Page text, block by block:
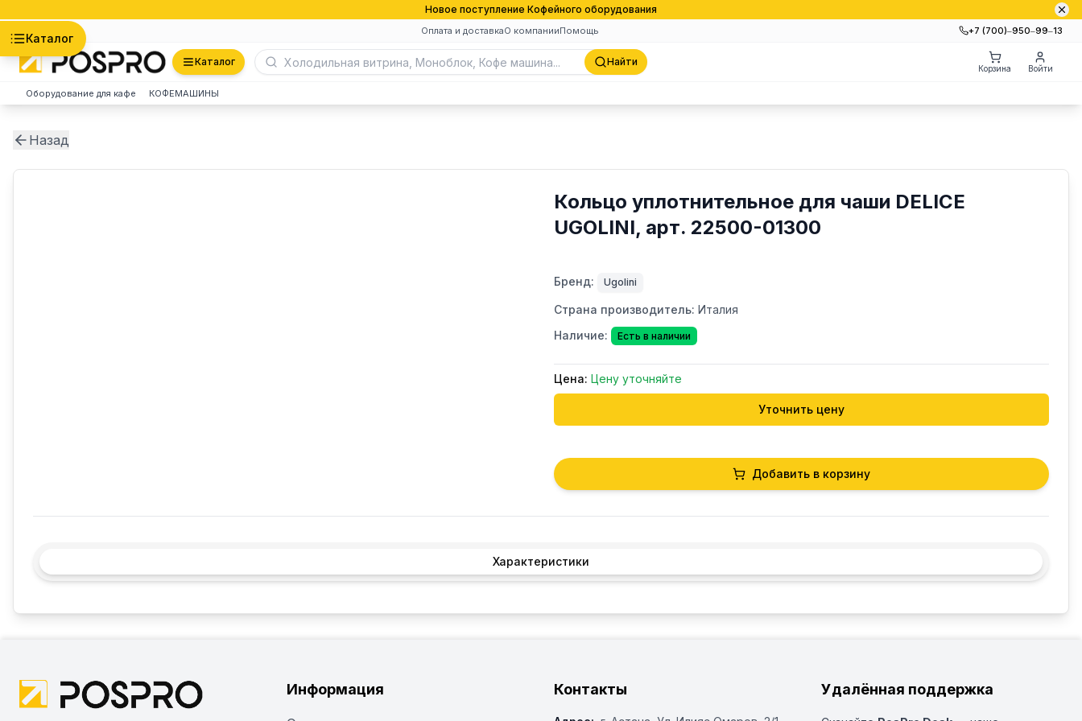
Новое поступление Кофейного оборудования
Оплата и доставкаО компанииПомощь +7 (700)‒950‒99‒13
Каталог
Каталог Найти
Корзина Войти
Оборудование для кафе КОФЕМАШИНЫ
Назад
Кольцо уплотнительное для чаши DELICE
UGOLINI, арт. 22500-01300
Бренд: Ugolini
Страна производитель: Италия
Наличие:
Есть в наличии
Цена: Цену уточняйте
Уточнить цену
Добавить в корзину
Характеристики
Информация Контакты Удалённая поддержка